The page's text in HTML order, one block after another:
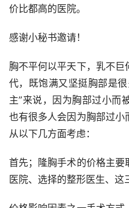
价比都高的医院。
感谢小秘书邀请！
胸不平何以平天下，乳不
代，既饱满又坚挺胸部是
主”来说，因为胸部过小而
也有很多人会因为胸部过
从以下几方面考虑：
首先；隆胸手术的价格主
医院、选择的整形医生、这